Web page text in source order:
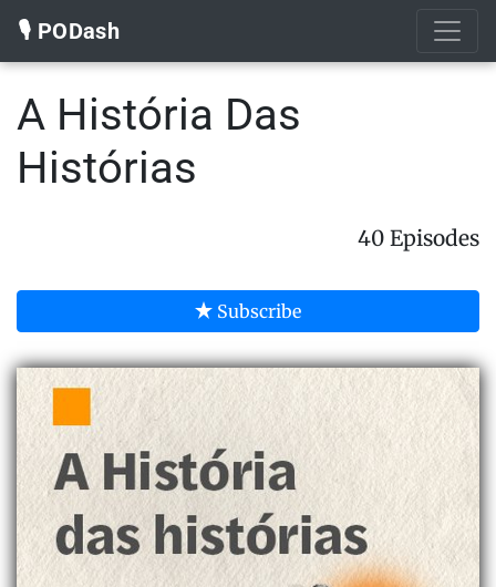
🎙️ PODash
A História Das
Histórias
40 Episodes
Subscribe